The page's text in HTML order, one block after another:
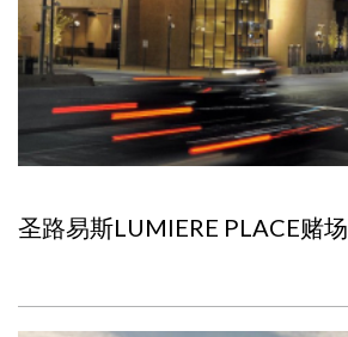
圣路易斯LUMIERE PLACE赌场